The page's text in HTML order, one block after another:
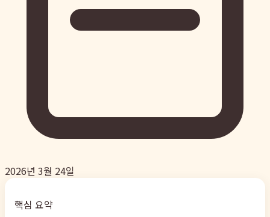
2026년 3월 24일
핵심 요약